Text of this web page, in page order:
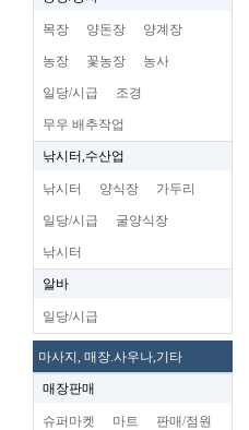
목장 양돈장 양계장
농장 꽃농장 농사
일당/시급 조경
무우 배추작업
낚시터,수산업
낚시터 양식장 가두리
일당/시급 굴양식장
낚시터
알바
일당/시급
마사지, 매장.사우나,기타
매장판매
슈퍼마켓 마트 판매/점원